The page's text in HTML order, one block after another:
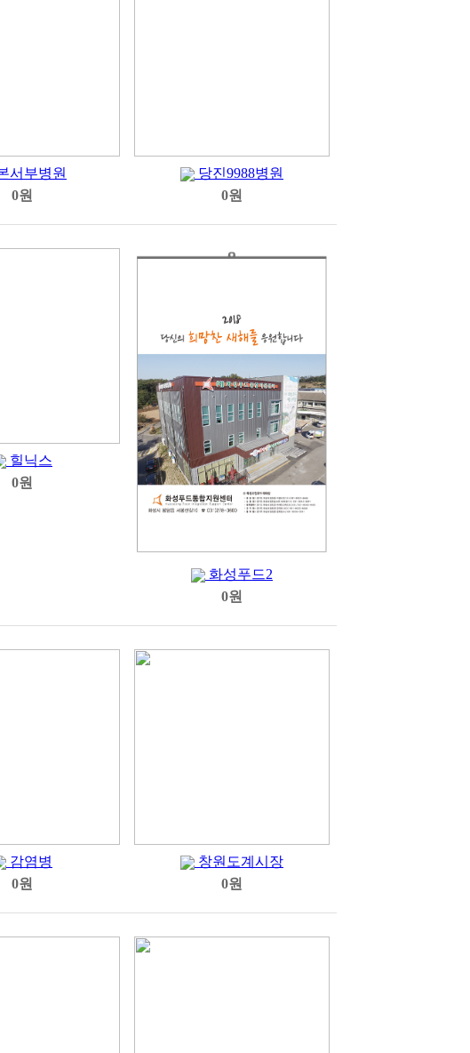
서부병원
0원
당진9988병원
0원
힐닉스
0원
화성푸드2
0원
감염병
0원
창원도계시장
0원